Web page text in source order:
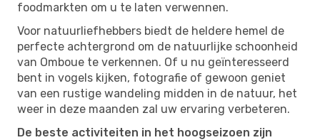
foodmarkten om u te laten verwennen.
Voor natuurliefhebbers biedt de heldere hemel de
perfecte achtergrond om de natuurlijke schoonheid
van Omboue te verkennen. Of u nu geïnteresseerd
bent in vogels kijken, fotografie of gewoon geniet
van een rustige wandeling midden in de natuur, het
weer in deze maanden zal uw ervaring verbeteren.
De beste activiteiten in het hoogseizoen zijn